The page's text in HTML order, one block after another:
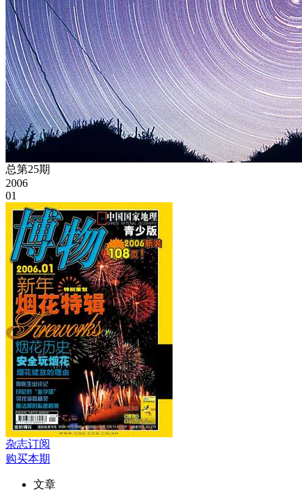
总第25期
2006
01
杂志订阅
购买本期
文章